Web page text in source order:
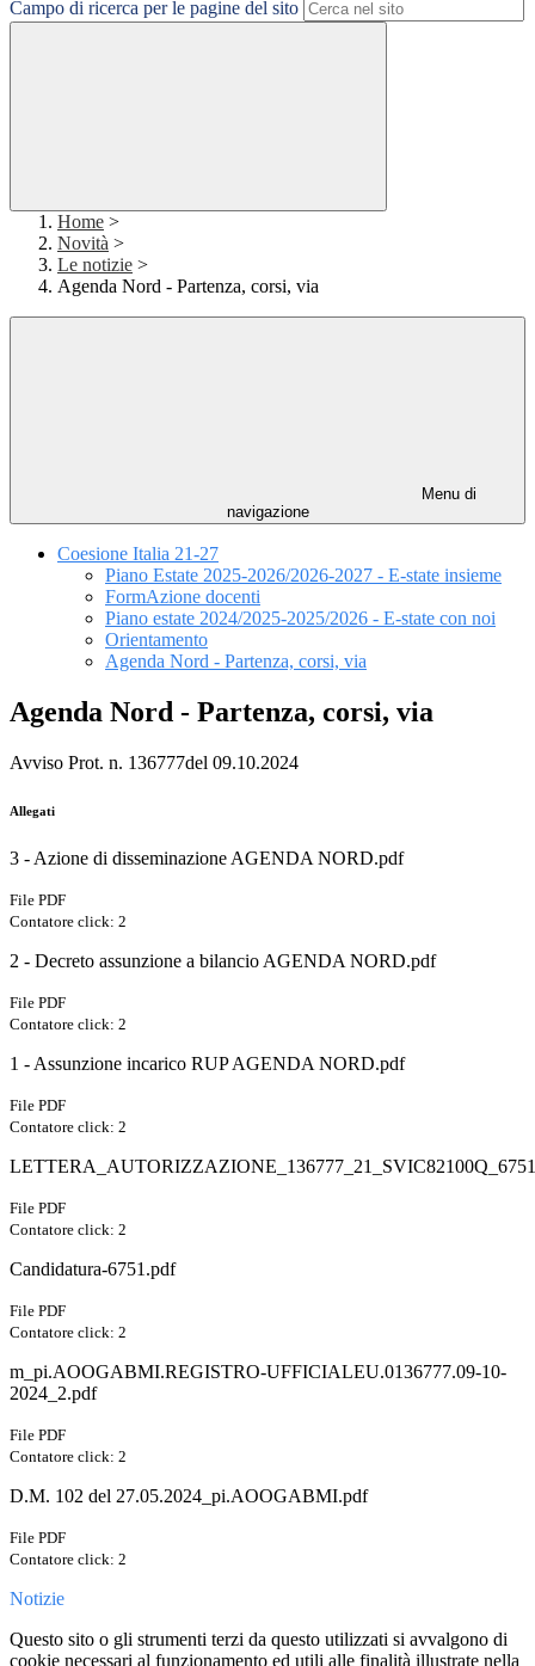
Campo di ricerca per le pagine del sito
Home >
Novità >
Le notizie >
Agenda Nord - Partenza, corsi, via
Menu di
navigazione
Coesione Italia 21-27
Piano Estate 2025-2026/2026-2027 - E-state insieme
FormAzione docenti
Piano estate 2024/2025-2025/2026 - E-state con noi
Orientamento
Agenda Nord - Partenza, corsi, via
Agenda Nord - Partenza, corsi, via
Avviso Prot. n. 136777del 09.10.2024
Allegati
3 - Azione di disseminazione AGENDA NORD.pdf
File PDF
Contatore click: 2
2 - Decreto assunzione a bilancio AGENDA NORD.pdf
File PDF
Contatore click: 2
1 - Assunzione incarico RUP AGENDA NORD.pdf
File PDF
Contatore click: 2
File PDF
Contatore click: 2
Candidatura-6751.pdf
File PDF
Contatore click: 2
m_pi.AOOGABMI.REGISTRO-UFFICIALEU.0136777.09-10-
2024_2.pdf
File PDF
Contatore click: 2
D.M. 102 del 27.05.2024_pi.AOOGABMI.pdf
File PDF
Contatore click: 2
Notizie
Questo sito o gli strumenti terzi da questo utilizzati si avvalgono di
cookie necessari al funzionamento ed utili alle finalità illustrate nella